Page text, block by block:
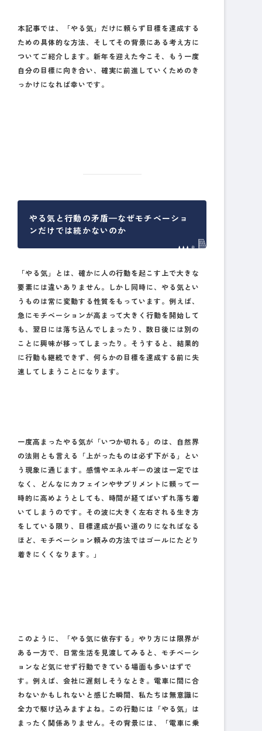
本記事では、「やる気」だけに頼らず目標を達成する
ための具体的な方法、そしてその背景にある考え方に
ついてご紹介します。新年を迎えた今こそ、もう一度
自分の目標に向き合い、確実に前進していくためのき
っかけになれば幸いです。
やる気と行動の矛盾—なぜモチベーショ
ンだけでは続かないのか
「やる気」とは、確かに人の行動を起こす上で大きな
要素には違いありません。しかし同時に、やる気とい
うものは常に変動する性質をもっています。例えば、
急にモチベーションが高まって大きく行動を開始して
も、翌日には落ち込んでしまったり、数日後には別の
ことに興味が移ってしまったり。そうすると、結果的
に行動も継続できず、何らかの目標を達成する前に失
速してしまうことになります。
一度高まったやる気が「いつか切れる」のは、自然界
の法則とも言える「上がったものは必ず下がる」とい
う現象に通じます。感情やエネルギーの波は一定では
なく、どんなにカフェインやサプリメントに頼って一
時的に高めようとしても、時間が経てばいずれ落ち着
いてしまうのです。その波に大きく左右される生き方
をしている限り、目標達成が長い道のりになればなる
ほど、モチベーション頼みの方法ではゴールにたどり
着きにくくなります。」
このように、「やる気に依存する」やり方には限界が
ある一方で、日常生活を見渡してみると、モチベーシ
ョンなど気にせず行動できている場面も多いはずで
す。例えば、会社に遅刻しそうなとき。電車に間に合
わないかもしれないと感じた瞬間、私たちは無意識に
全力で駆け込みますよね。この行動には「やる気」は
まったく関係ありません。その背景には、「電車に乗